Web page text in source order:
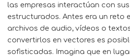
las empresas interactúan con
estructurados. Antes era un reto
archivos de audio, vídeos o
convertirlos en vectores es
sofisticadas. Imagina que en